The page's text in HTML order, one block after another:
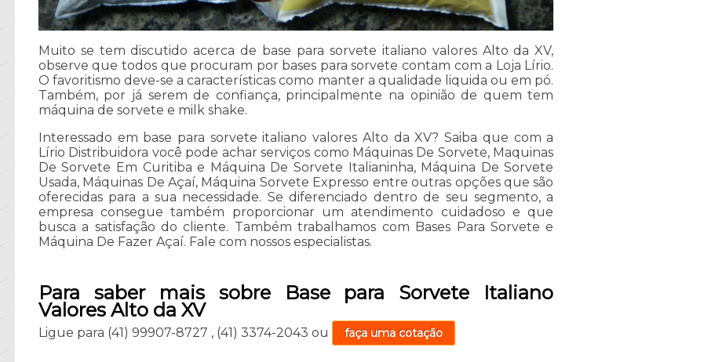
Muito se tem discutido acerca de base para sorvete italiano valores Alto da XV,
observe que todos que procuram por bases para sorvete contam com a Loja Lírio.
O favoritismo deve-se a características como manter a qualidade liquida ou em pó.
Também, por já serem de confiança, principalmente na opinião de quem tem
máquina de sorvete e milk shake.
Interessado em base para sorvete italiano valores Alto da XV? Saiba que com a
Lírio Distribuidora você pode achar serviços como Máquinas De Sorvete, Maquinas
De Sorvete Em Curitiba e Máquina De Sorvete Italianinha, Máquina De Sorvete
Usada, Máquinas De Açaí, Máquina Sorvete Expresso entre outras opções que são
oferecidas para a sua necessidade. Se diferenciado dentro de seu segmento, a
empresa consegue também proporcionar um atendimento cuidadoso e que
busca a satisfação do cliente. Também trabalhamos com Bases Para Sorvete e
Máquina De Fazer Açaí. Fale com nossos especialistas.
Para saber mais sobre Base para Sorvete Italiano
Valores Alto da XV
Ligue para (41) 99907-8727 , (41) 3374-2043 ou faça uma cotação